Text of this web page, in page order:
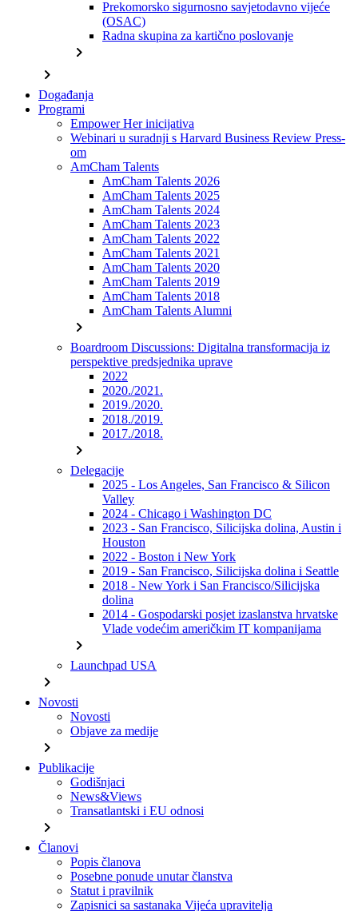
Prekomorsko sigurnosno savjetodavno vijeće
(OSAC)
Radna skupina za kartično poslovanje
chevron_right
chevron_right
Događanja
Programi
Empower Her inicijativa
Webinari u suradnji s Harvard Business Review Press-
om
AmCham Talents
AmCham Talents 2026
AmCham Talents 2025
AmCham Talents 2024
AmCham Talents 2023
AmCham Talents 2022
AmCham Talents 2021
AmCham Talents 2020
AmCham Talents 2019
AmCham Talents 2018
AmCham Talents Alumni
chevron_right
Boardroom Discussions: Digitalna transformacija iz
perspektive predsjednika uprave
2022
2020./2021.
2019./2020.
2018./2019.
2017./2018.
chevron_right
Delegacije
2025 - Los Angeles, San Francisco & Silicon
Valley
2024 - Chicago i Washington DC
2023 - San Francisco, Silicijska dolina, Austin i
Houston
2022 - Boston i New York
2019 - San Francisco, Silicijska dolina i Seattle
2018 - New York i San Francisco/Silicijska
dolina
2014 - Gospodarski posjet izaslanstva hrvatske
Vlade vodećim američkim IT kompanijama
chevron_right
Launchpad USA
chevron_right
Novosti
Novosti
Objave za medije
chevron_right
Publikacije
Godišnjaci
News&Views
Transatlantski i EU odnosi
chevron_right
Članovi
Popis članova
Posebne ponude unutar članstva
Statut i pravilnik
Zapisnici sa sastanaka Vijeća upravitelja